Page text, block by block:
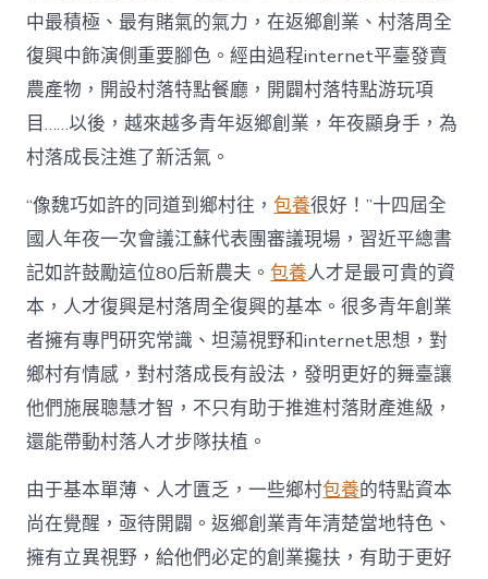
產
復
興
注
進
人
水
甜
心
寶
物
查
包
養
網
_
中
中
中最積極、最有賭氣的氣力，在返鄉創業、村落周全
復興中飾演側重要腳色。經由過程internet平臺發賣
農產物，開設村落特點餐廳，開闢村落特點游玩項
目……以後，越來越多青年返鄉創業，年夜顯身手，為
村落成長注進了新活氣。
“像魏巧如許的同道到鄉村往，包養很好！”十四屆全
國人年夜一次會議江蘇代表團審議現場，習近平總書
記如許鼓勵這位80后新農夫。包養人才是最可貴的資
本，人才復興是村落周全復興的基本。很多青年創業
者擁有專門研究常識、坦蕩視野和internet思想，對
鄉村有情感，對村落成長有設法，發明更好的舞臺讓
他們施展聰慧才智，不只有助于推進村落財產進級，
還能帶動村落人才步隊扶植。
由于基本單薄、人才匱乏，一些鄉村包養的特點資本
尚在覺醒，亟待開闢。返鄉創業青年清楚當地特色、
擁有立異視野，給他們必定的創業攙扶，有助于更好